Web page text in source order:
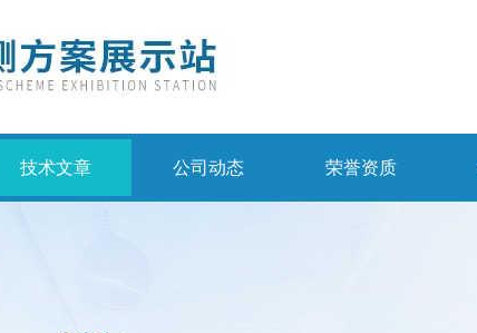
技术文章 公司动态 荣誉资质